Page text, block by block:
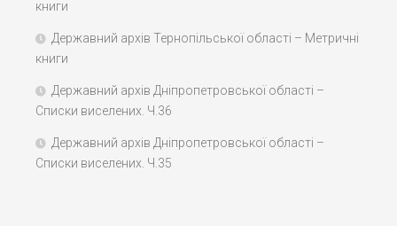
книги
Державний архів Тернопільської області – Метричні
книги
Державний архів Дніпропетровської області –
Списки виселених. Ч.36
Державний архів Дніпропетровської області –
Списки виселених. Ч.35